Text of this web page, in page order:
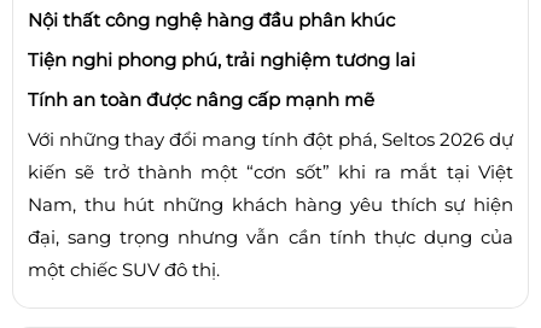
Nội thất công nghệ hàng đầu phân khúc
Tiện nghi phong phú, trải nghiệm tương lai
Tính an toàn được nâng cấp mạnh mẽ
Với những thay đổi mang tính đột phá, Seltos 2026 dự
kiến sẽ trở thành một “cơn sốt” khi ra mắt tại Việt
Nam, thu hút những khách hàng yêu thích sự hiện
đại, sang trọng nhưng vẫn cần tính thực dụng của
một chiếc SUV đô thị.